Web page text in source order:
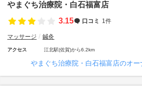
やまぐち治療院・白石福富店
3.15
口コミ 1件
マッサージ 鍼灸
アクセス 江北駅(佐賀)から6.2km
やまぐち治療院・白石福富店のオー